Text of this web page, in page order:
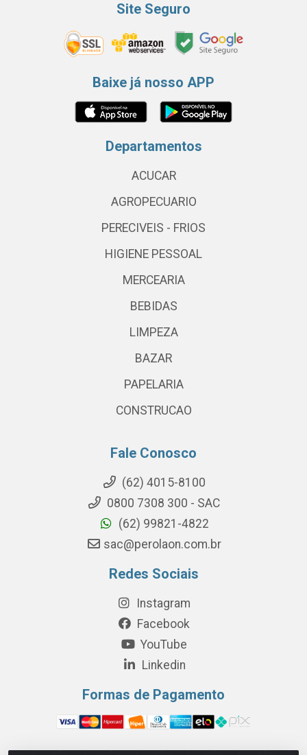
Site Seguro
Baixe já nosso APP
Departamentos
ACUCAR
AGROPECUARIO
PERECIVEIS - FRIOS
HIGIENE PESSOAL
MERCEARIA
BEBIDAS
LIMPEZA
BAZAR
PAPELARIA
CONSTRUCAO
Fale Conosco
(62) 4015-8100
0800 7308 300 - SAC
(62) 99821-4822
sac@perolaon.com.br
Redes Sociais
Instagram
Facebook
YouTube
Linkedin
Formas de Pagamento